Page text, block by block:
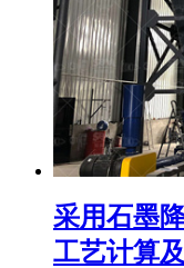
采用石墨
工艺计算